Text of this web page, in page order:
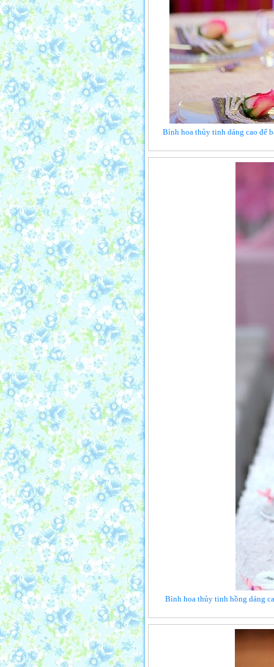
Bình hoa thủy tinh dáng cao để
Bình hoa thủy tinh hồng dáng